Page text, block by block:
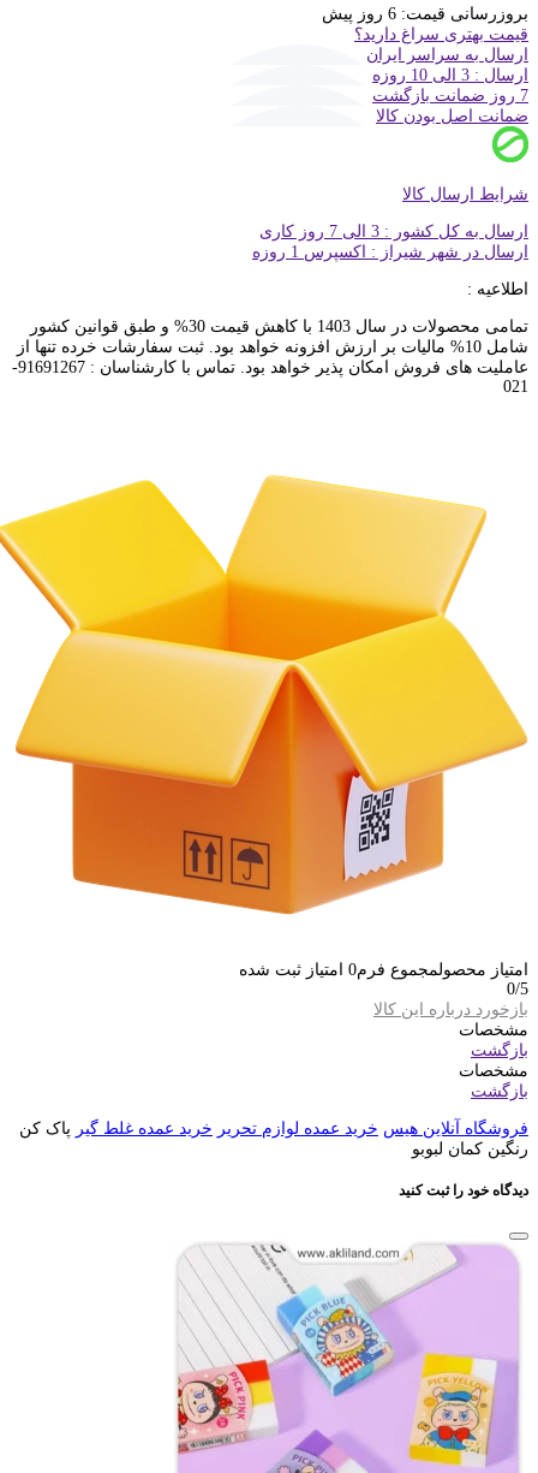
بروزرسانی قیمت: 6 روز پیش
قیمت بهتری سراغ دارید؟
ارسال به سراسر ایران
ارسال : 3 الی 10 روزه
7 روز ضمانت بازگشت
ضمانت اصل بودن کالا
شرایط ارسال کالا
ارسال به کل کشور : 3 الی 7 روز کاری
ارسال در شهر شیراز : اکسپرس 1 روزه
اطلاعیه :
تمامی محصولات در سال 1403 با کاهش قیمت 30% و طبق قوانین کشور
شامل 10% مالیات بر ارزش افزونه خواهد بود. ثبت سفارشات خرده تنها از
عاملیت های فروش امکان پذیر خواهد بود. تماس با کارشناسان : 91691267-
021
امتیاز محصولمجموع فرم0 امتیاز ثبت شده
0/5
بازخورد درباره این کالا
مشخصات
بازگشت
مشخصات
بازگشت
فروشگاه آنلاین هیس خرید عمده لوازم تحریر خرید عمده غلط گیر پاک کن
رنگین کمان لبوبو
دیدگاه خود را ثبت کنید